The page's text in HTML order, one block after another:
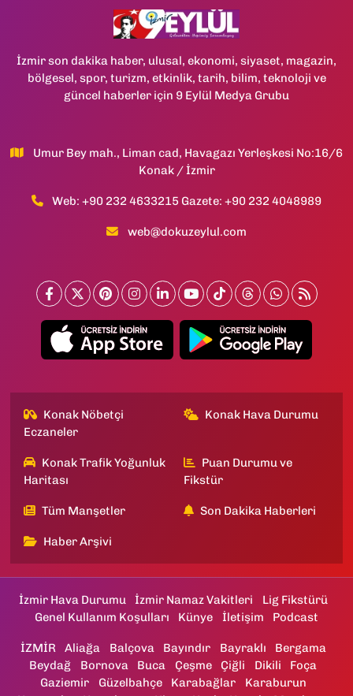
İzmir son dakika haber, ulusal, ekonomi, siyaset, magazin,
bölgesel, spor, turizm, etkinlik, tarih, bilim, teknoloji ve
güncel haberler için 9 Eylül Medya Grubu
Umur Bey mah., Liman cad, Havagazı Yerleşkesi No:16/6
Konak / İzmir
Web: +90 232 4633215 Gazete: +90 232 4048989
web@dokuzeylul.com
Konak Nöbetçi
Eczaneler
Konak Hava Durumu
Konak Trafik Yoğunluk
Haritası
Puan Durumu ve
Fikstür
Tüm Manşetler Son Dakika Haberleri
Haber Arşivi
İzmir Hava Durumu İzmir Namaz Vakitleri
Lig Fikstürü
Genel Kullanım Koşulları
Künye İletişim Podcast
İZMİR Aliağa Balçova Bayındır Bayraklı
Bergama
Beydağ
Bornova Buca Çeşme Çiğli Dikili
Foça
Gaziemir
Güzelbahçe Karabağlar
Karaburun